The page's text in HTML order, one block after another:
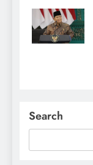
Search